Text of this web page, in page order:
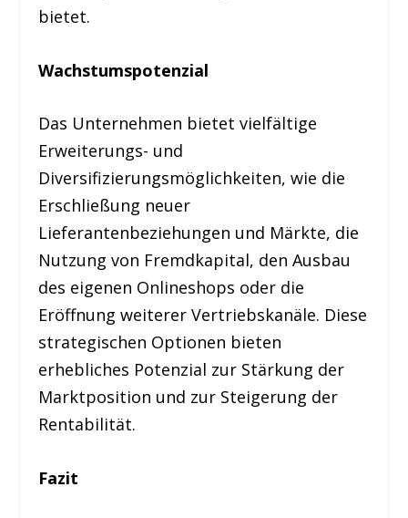
bietet.
Wachstumspotenzial
Das Unternehmen bietet vielfältige
Erweiterungs- und
Diversifizierungsmöglichkeiten, wie die
Erschließung neuer
Lieferantenbeziehungen und Märkte, die
Nutzung von Fremdkapital, den Ausbau
des eigenen Onlineshops oder die
Eröffnung weiterer Vertriebskanäle. Diese
strategischen Optionen bieten
erhebliches Potenzial zur Stärkung der
Marktposition und zur Steigerung der
Rentabilität.
Fazit